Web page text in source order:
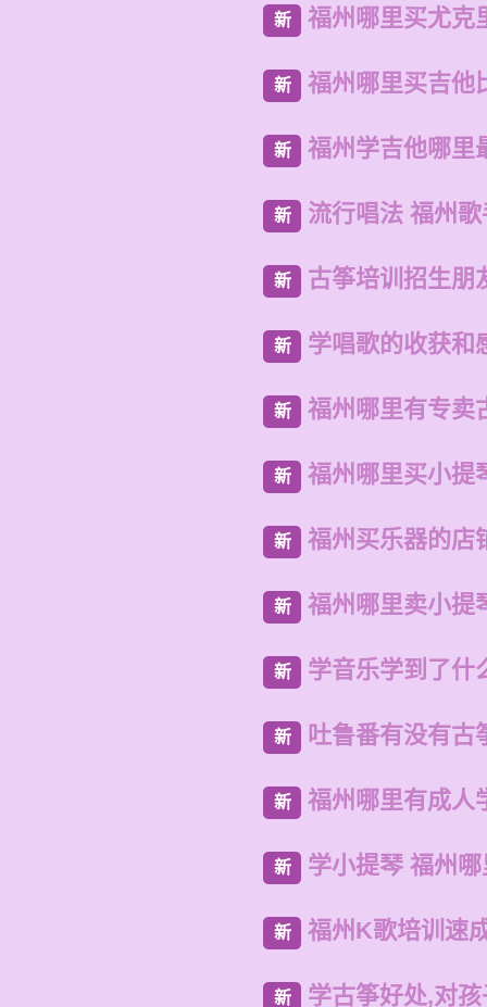
新 福州哪里买尤克
新 福州哪里买吉他
新 福州学吉他哪里
新 流行唱法 福州
新 古筝培训招生朋
新 学唱歌的收获和
新 福州哪里有专卖
新 福州哪里买小提
新 福州买乐器的店
新 福州哪里卖小提
新 学音乐学到了什
新 吐鲁番有没有古
新 福州哪里有成人
新 学小提琴 福州
新 福州K歌培训速
新 学古筝好处,对